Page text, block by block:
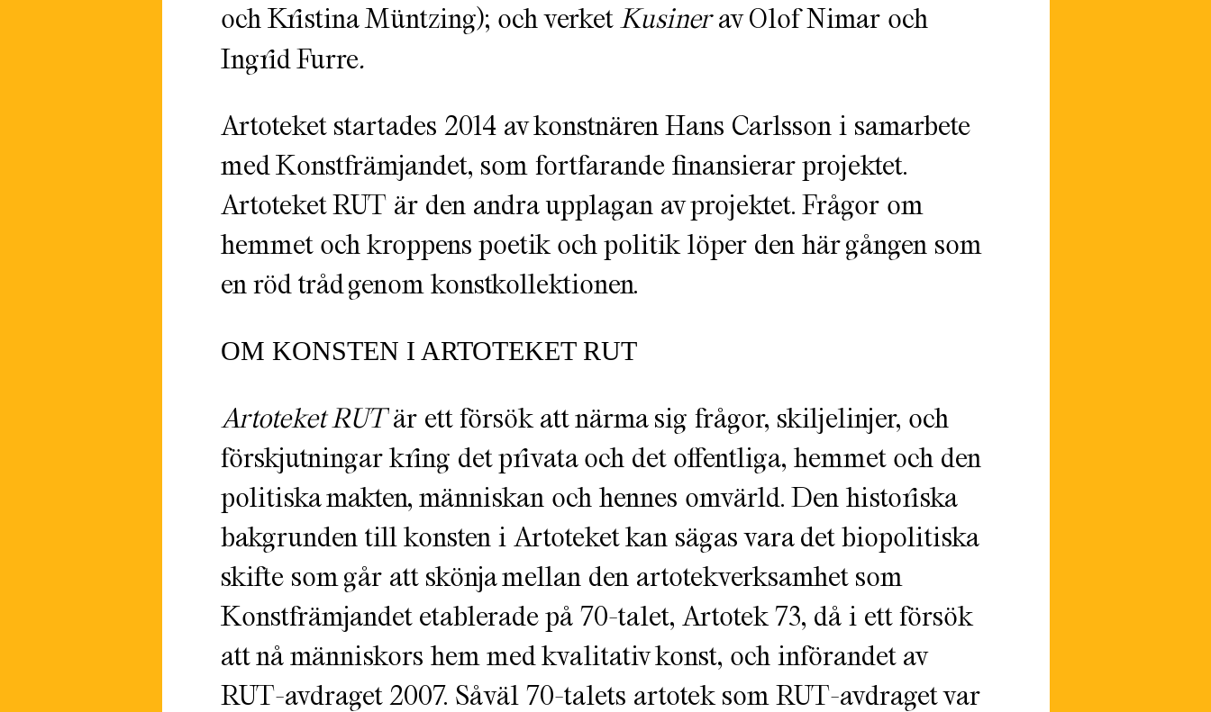
och Kristina Müntzing); och verket Kusinerav Olof Nimar och
Ingrid Furre.
Artoteket startades 2014 av konstnären Hans Carlsson i samarbete
med Konstfrämjandet, som fortfarande finansierar projektet.
Artoteket RUT är den andra upplagan av projektet. Frågor om
hemmet och kroppens poetik och politik löper den här gången som
en röd tråd genom konstkollektionen.
OM KONSTEN I ARTOTEKET RUT
Artoteket RUTär ett försök att närma sig frågor, skiljelinjer, och
förskjutningar kring det privata och det offentliga, hemmet och den
politiska makten, människan och hennes omvärld. Den historiska
bakgrunden till konsten i Artoteket kan sägas vara det biopolitiska
skifte som går att skönja mellan den artotekverksamhet som
Konstfrämjandet etablerade på 70-talet, Artotek 73, då i ett försök
att nå människors hem med kvalitativ konst, och införandet av
RUT-avdraget 2007. Såväl 70-talets artotek som RUT-avdraget var